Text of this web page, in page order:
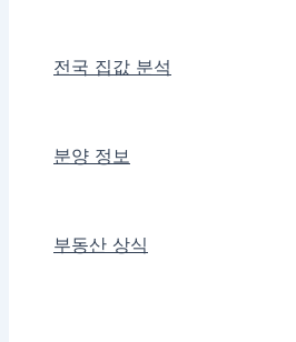
전국 집값 분석
분양 정보
부동산 상식